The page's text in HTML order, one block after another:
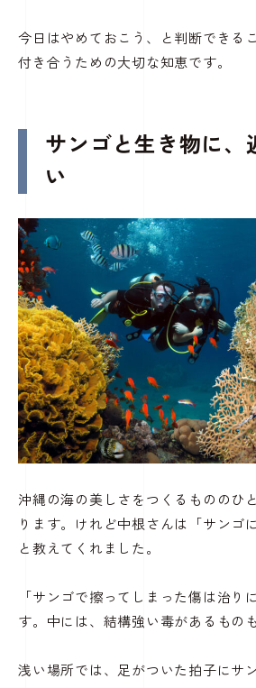
今日はやめておこう、と判断できる
付き合うための大切な知恵です。
サンゴと生き物に、
い
沖縄の海の美しさをつくるもののひ
ります。けれど中根さんは「サンゴ
と教えてくれました。
「サンゴで擦ってしまった傷は治り
す。中には、結構強い毒があるもの
浅い場所では、足がついた拍子にサ